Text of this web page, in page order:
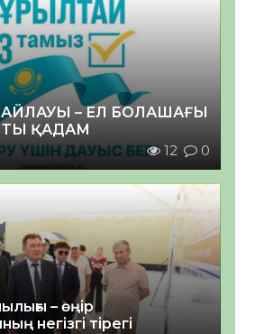
– ЕЛ БОЛАШАҒЫ
ҚАДАМ
12 0
– өңір
негізгі тірегі